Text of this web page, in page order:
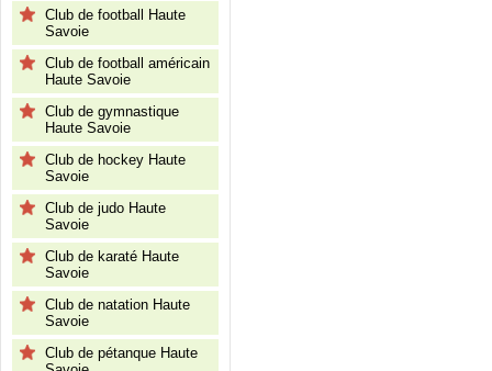
Club de football Haute
Savoie
Club de football américain
Haute Savoie
Club de gymnastique
Haute Savoie
Club de hockey Haute
Savoie
Club de judo Haute
Savoie
Club de karaté Haute
Savoie
Club de natation Haute
Savoie
Club de pétanque Haute